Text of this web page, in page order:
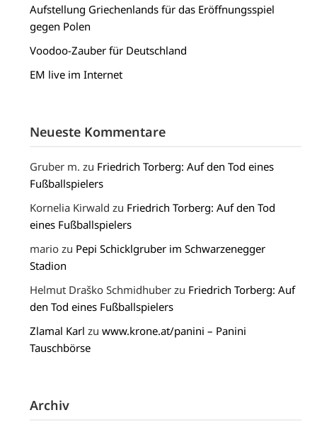
Aufstellung Griechenlands für das Eröffnungsspiel
gegen Polen
Voodoo-Zauber für Deutschland
EM live im Internet
Neueste Kommentare
Gruber m. zu Friedrich Torberg: Auf den Tod eines
Fußballspielers
Kornelia Kirwald zu Friedrich Torberg: Auf den Tod
eines Fußballspielers
mario zu Pepi Schicklgruber im Schwarzenegger
Stadion
Helmut Draško Schmidhuber zu Friedrich Torberg: Auf
den Tod eines Fußballspielers
Zlamal Karl zuwww.krone.at/panini – Panini
Tauschbörse
Archiv